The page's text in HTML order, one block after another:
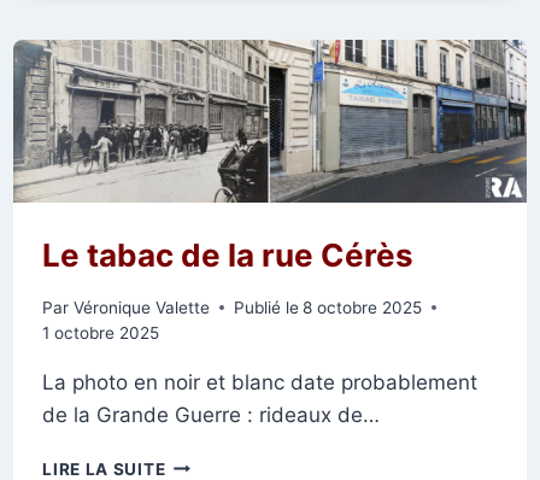
Le tabac de la rue Cérès
Par Véronique Valette Publié le 8 octobre 2025
1 octobre 2025
La photo en noir et blanc date probablement
de la Grande Guerre : rideaux de…
LIRE LA SUITELE